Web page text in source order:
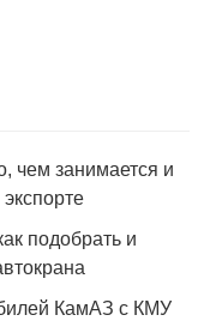
чем занимается и
подобрать и
КамАЗ с КМУ